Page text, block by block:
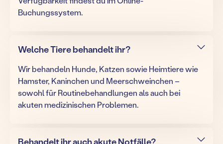
Buchungssystem.
Welche Tiere behandelt ihr?
Wir behandeln Hunde, Katzen sowie Heimtiere wie
Hamster, Kaninchen und Meerschweinchen –
sowohl für Routinebehandlungen als auch bei
akuten medizinischen Problemen.
Behandelt ihr auch akute Notfälle?